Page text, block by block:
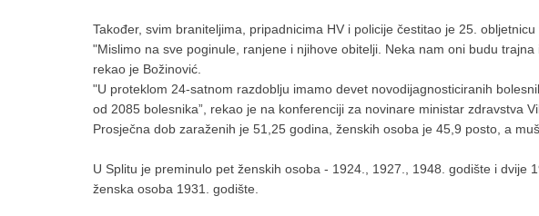
Također, svim braniteljima, pripadnicima HV i policije čestitao je 25.
"Mislimo na sve poginule, ranjene i njihove obitelji. Neka nam oni budu
rekao je Božinović.
"U proteklom 24-satnom razdoblju imamo devet novodijagnosticiranih
od 2085 bolesnika”, rekao je na konferenciji za novinare ministar zdravstva
Prosječna dob zaraženih je 51,25 godina, ženskih osoba je 45,9 posto, a
U Splitu je preminulo pet ženskih osoba - 1924., 1927., 1948. godište i dvije
ženska osoba 1931. godište.